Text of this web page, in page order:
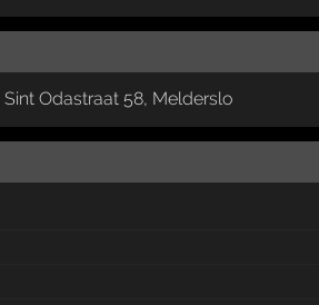
Sint Odastraat 58, Melderslo